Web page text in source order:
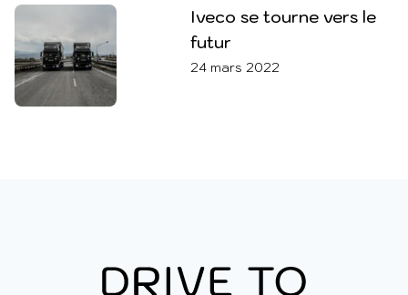
Iveco se tourne vers le
futur
24 mars 2022